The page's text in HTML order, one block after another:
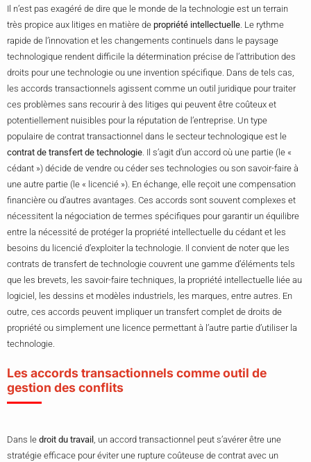
Il n’est pas exagéré de dire que le monde de la technologie est un terrain
très propice aux litiges en matière de propriété intellectuelle . Le rythme
rapide de l’innovation et les changements continuels dans le paysage
technologique rendent difficile la détermination précise de l’attribution des
droits pour une technologie ou une invention spécifique. Dans de tels cas,
les accords transactionnels agissent comme un outil juridique pour traiter
ces problèmes sans recourir à des litiges qui peuvent être coûteux et
potentiellement nuisibles pour la réputation de l’entreprise. Un type
populaire de contrat transactionnel dans le secteur technologique est le
contrat de transfert de technologie . Il s’agit d’un accord où une partie (le «
cédant ») décide de vendre ou céder ses technologies ou son savoir-faire à
une autre partie (le « licencié »). En échange, elle reçoit une compensation
financière ou d’autres avantages. Ces accords sont souvent complexes et
nécessitent la négociation de termes spécifiques pour garantir un équilibre
entre la nécessité de protéger la propriété intellectuelle du cédant et les
besoins du licencié d’exploiter la technologie. Il convient de noter que les
contrats de transfert de technologie couvrent une gamme d’éléments tels
que les brevets, les savoir-faire techniques, la propriété intellectuelle liée au
logiciel, les dessins et modèles industriels, les marques, entre autres. En
outre, ces accords peuvent impliquer un transfert complet de droits de
propriété ou simplement une licence permettant à l’autre partie d’utiliser la
technologie.
Les accords transactionnels comme outil de
gestion des conflits
Dans le droit du travail
, un accord transactionnel peut s’avérer être une
stratégie efficace pour éviter une rupture coûteuse de contrat avec un